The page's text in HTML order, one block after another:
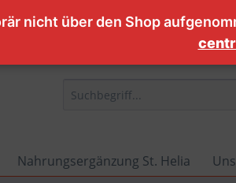
nicht über den Shop
Nahrungsergänzung St. Helia